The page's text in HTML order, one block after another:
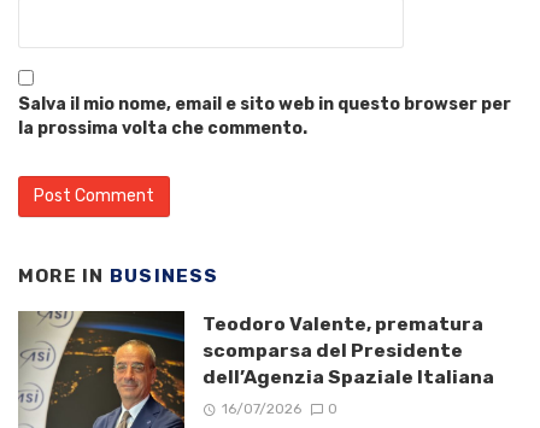
Salva il mio nome, email e sito web in questo browser per
la prossima volta che commento.
MORE IN BUSINESS
Teodoro Valente, prematura
scomparsa del Presidente
dell’Agenzia Spaziale Italiana
16/07/2026 0